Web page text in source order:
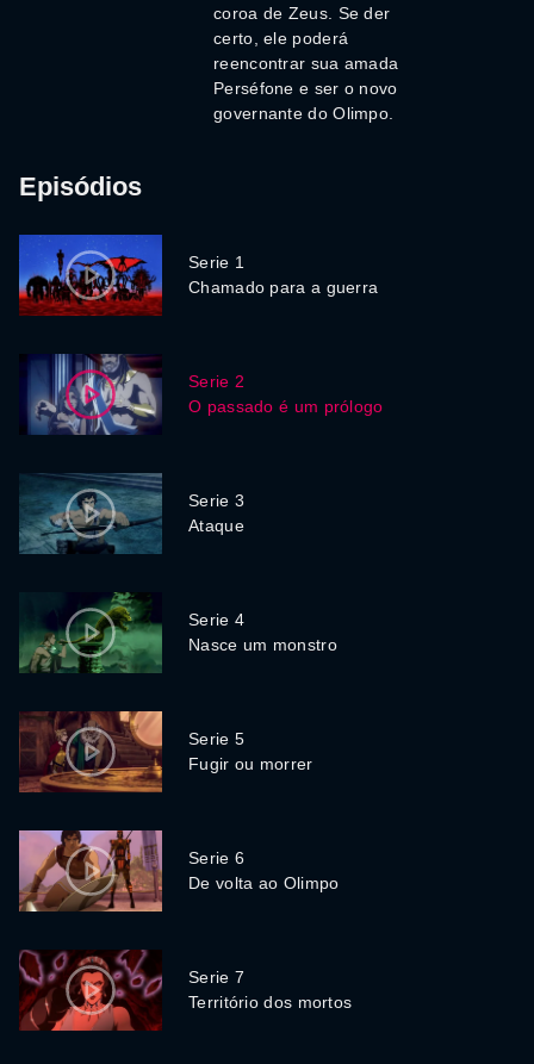
coroa de Zeus. Se der
certo, ele poderá
reencontrar sua amada
Perséfone e ser o novo
governante do Olimpo.
Episódios
Serie 1
Chamado para a guerra
Serie 2
O passado é um prólogo
Serie 3
Ataque
Serie 4
Nasce um monstro
Serie 5
Fugir ou morrer
Serie 6
De volta ao Olimpo
Serie 7
Território dos mortos